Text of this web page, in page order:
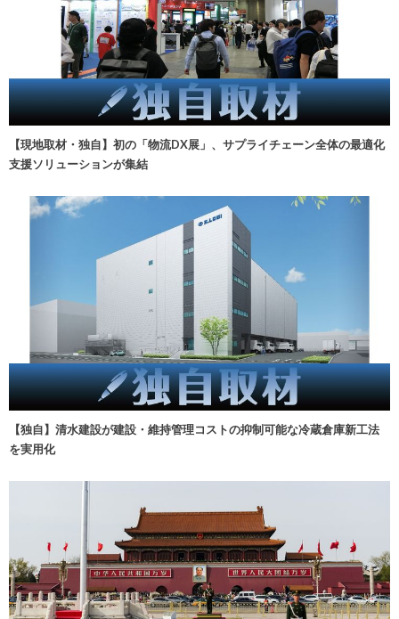
【現地取材・独自】初の「物流DX展」、サプライチェーン全体の最適化
支援ソリューションが集結
【独自】清水建設が建設・維持管理コストの抑制可能な冷蔵倉庫新工法
を実用化